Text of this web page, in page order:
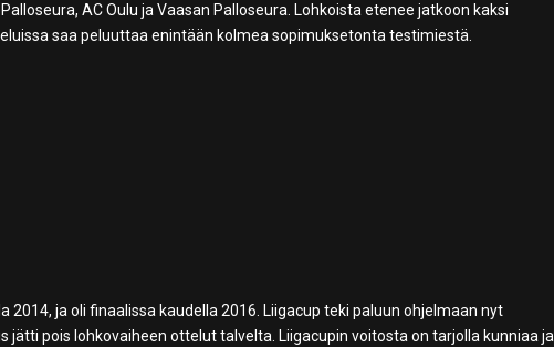
AC Oulu ja Vaasan Palloseura. Lohkoista etenee jatkoon kaksi
saa peluuttaa enintään kolmea sopimuksetonta testimiestä.
2014, ja oli finaalissa kaudella 2016. Liigacup teki paluun ohjelmaan nyt
jätti pois lohkovaiheen ottelut talvelta. Liigacupin voitosta on tarjolla kunniaa ja